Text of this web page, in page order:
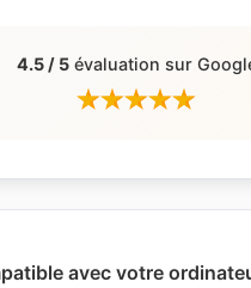
4.5 / 5évaluation sur
avec votre